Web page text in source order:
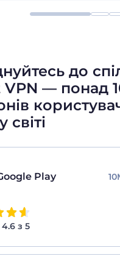
до
VPN — понад
світі
Play
з 5